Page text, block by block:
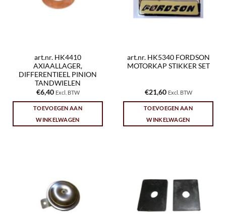
art.nr. HK4410
AXIAALLAGER,
DIFFERENTIEEL PINION
TANDWIELEN
€6,40 Excl. BTW
TOEVOEGEN AAN
WINKELWAGEN
art.nr. HK5340 FORDSON
MOTORKAP STIKKER SET
€21,60 Excl. BTW
TOEVOEGEN AAN
WINKELWAGEN